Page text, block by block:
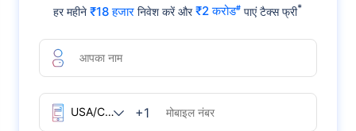
हर महीने₹18 हजार निवेश करें और₹2 करोड# पाएं टैक्स फ्री*
+1